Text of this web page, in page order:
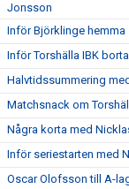
Jonsson
Inför Björklinge hemma
Inför Torshälla IBK borta
Halvtidssummering
Matchsnack om
Några korta med
Inför seriestarten med
Oscar Olofsson till A-